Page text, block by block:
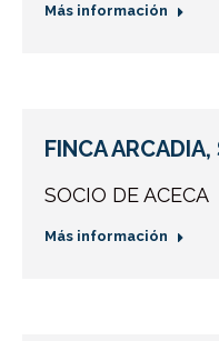
Más información
FINCA ARCADIA,
SOCIO DE ACECA
Más información